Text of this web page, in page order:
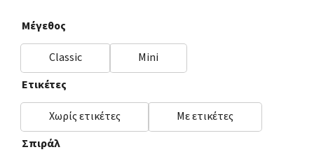
Μέγεθος
Classic
Mini
Ετικέτες
Χωρίς ετικέτες
Με ετικέτες
Σπιράλ